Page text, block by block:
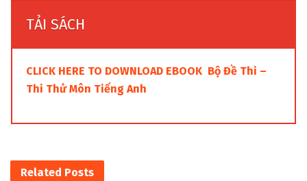
TẢI SÁCH
CLICK HERE TO DOWNLOAD EBOOK Bộ Đề Thi –
Thi Thử Môn Tiếng Anh
Related Posts